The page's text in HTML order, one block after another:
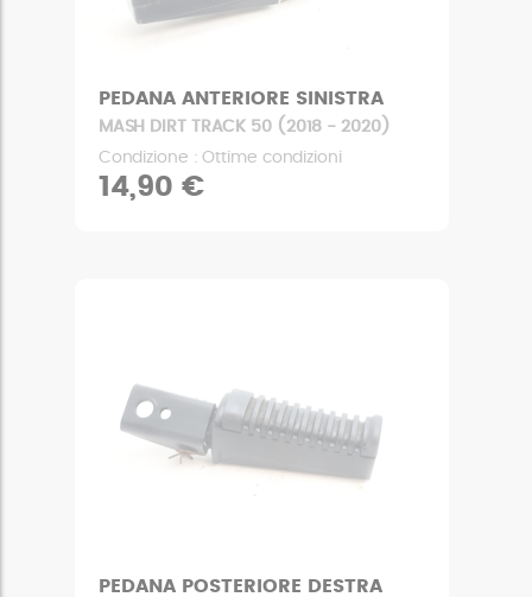
PEDANA ANTERIORE SINISTRA
MASH DIRT TRACK 50 (2018 - 2020)
Condizione : Ottime condizioni
14,90 €
PEDANA POSTERIORE DESTRA